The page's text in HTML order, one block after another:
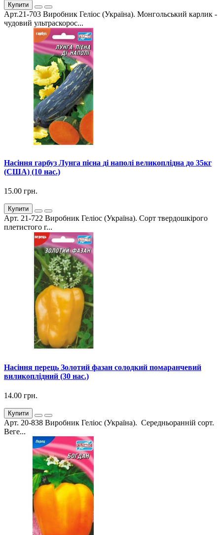
Купити
Арт.21-703 Виробник Геліос (Україна). Монгольський карлик -
чудовий ультраскорос...
Насіння гарбуз Лунга пієна ді наполі великоплідна до 35кг
(США) (10 нас.)
15.00 грн.
Купити
Арт. 21-722 Виробник Геліос (Україна). Сорт твердошкірого
плетистого г...
Насіння перець Золотий фазан солодкий помаранчевий
виликоплідний (30 нас.)
14.00 грн.
Купити
Арт. 20-838 Виробник Геліос (Україна). Середньоранній сорт.
Веге...